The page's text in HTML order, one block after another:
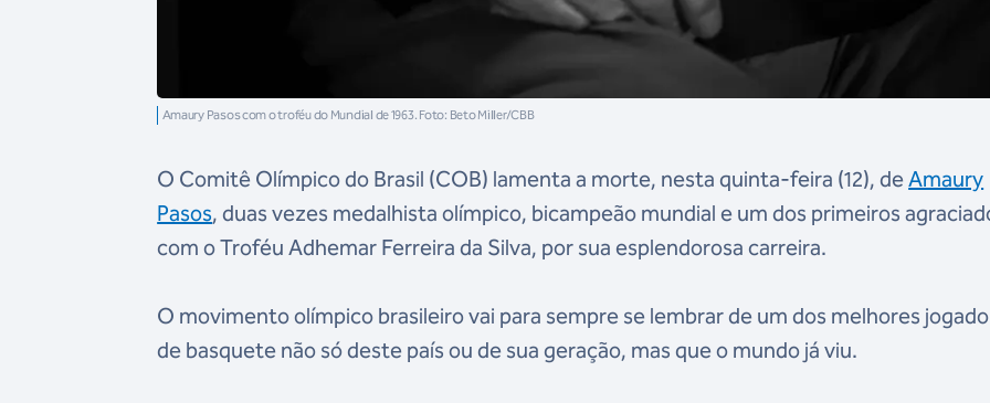
Amaury Pasos com o troféu do Mundial de 1963. Foto: Beto Miller/CBB
O Comitê Olímpico do Brasil (COB) lamenta a morte, nesta quinta-feira (12), deAmaury
Pasos, duas vezes medalhista olímpico, bicampeão mundial e um dos primeiros
com o Troféu Adhemar Ferreira da Silva, por sua esplendorosa carreira.
O movimento olímpico brasileiro vai para sempre se lembrar de um dos melhores
de basquete não só deste país ou de sua geração, mas que o mundo já viu.